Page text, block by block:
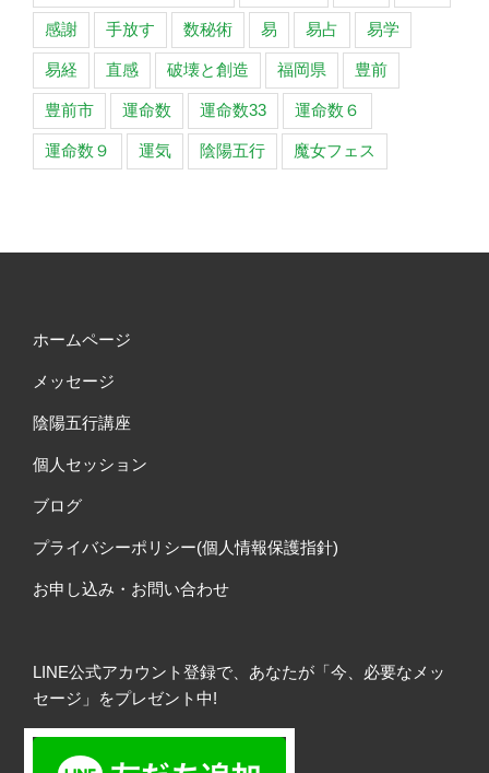
感謝 手放す 数秘術 易 易占 易学
易経 直感 破壊と創造 福岡県 豊前
豊前市 運命数 運命数33 運命数６
運命数９ 運気 陰陽五行 魔女フェス
ホームページ
メッセージ
陰陽五行講座
個人セッション
ブログ
プライバシーポリシー(個人情報保護指針)
お申し込み・お問い合わせ
LINE公式アカウント登録で、あなたが「今、必要なメッ
セージ」をプレゼント中!